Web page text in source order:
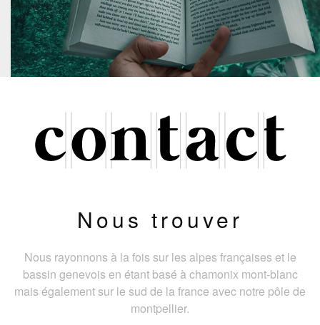
Nous trouver
Nous rayonnons à la fois sur les alpes françaises et le
bassin genevois en étant basé à chamonix mont-blanc
mais également sur le sud de la france avec notre pôle de
montpellier.